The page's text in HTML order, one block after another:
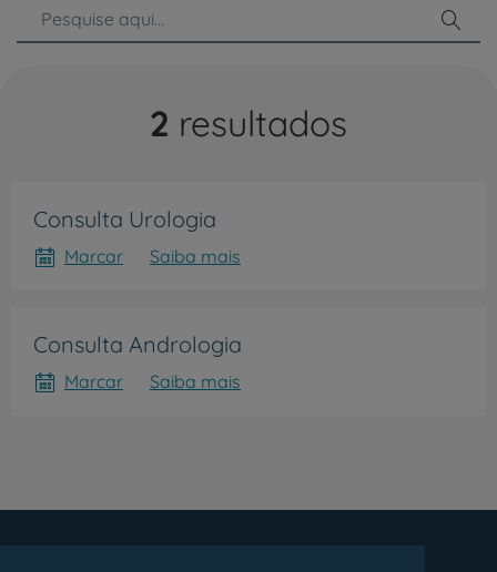
2 resultados
Consulta Urologia
Marcar Saiba mais
Consulta Andrologia
Marcar Saiba mais